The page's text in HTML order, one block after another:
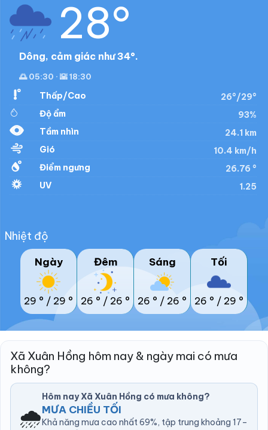
28°
Dông, cảm giác như 34°.
🌅 05:30 · 🌇 18:30
Thấp/Cao
26°/29°
Độ ẩm
93%
Tầm nhìn
24.1 km
Gió
10.4 km/h
Điểm ngưng
26.76 °
UV
1.25
Nhiệt độ
Ngày
29 ° / 29 °
Đêm
26 ° / 26 °
Sáng
26 ° / 26 °
Tối
26 ° / 29 °
Xã Xuân Hồng hôm nay & ngày mai có mưa
không?
🌧️
Hôm nay Xã Xuân Hồng có mưa không?
MƯA CHIỀU TỐI
Khả năng mưa cao nhất 69%, tập trung khoảng 17–